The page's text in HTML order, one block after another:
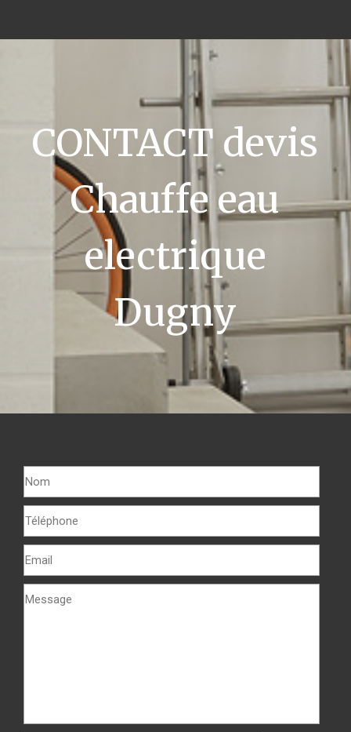
CONTACT devis
Chauffe eau
electrique
Dugny